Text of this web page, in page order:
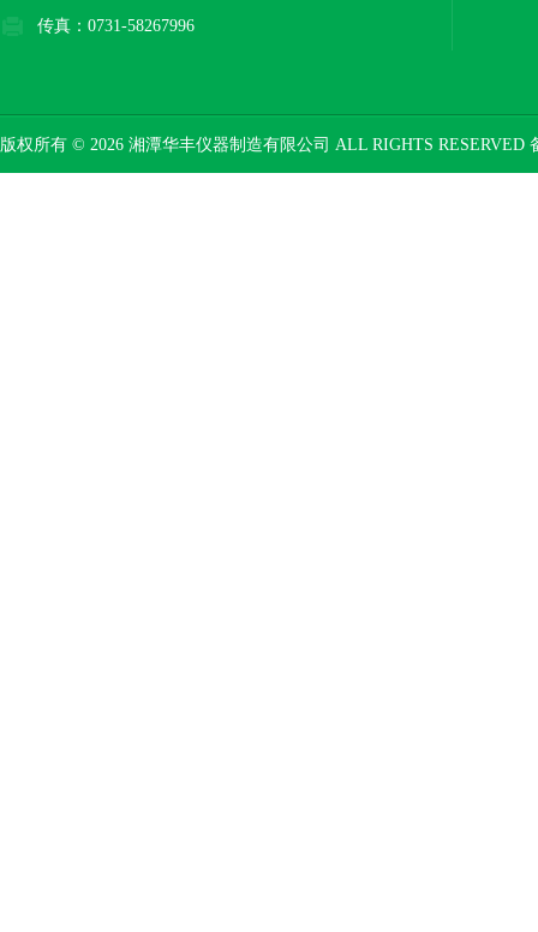
传真：0731-58267996
版权所有 © 2026 湘潭华丰仪器制造有限公司 ALL RIGHTS RESERVED